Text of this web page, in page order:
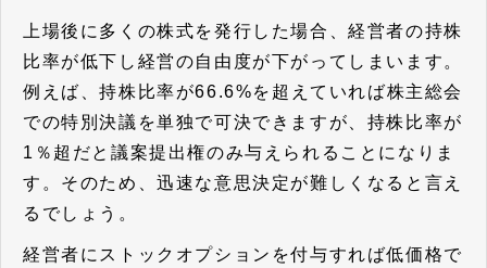
上場後に多くの株式を発行した場合、経営者の持株
比率が低下し経営の自由度が下がってしまいます。
例えば、持株比率が66.6%を超えていれば株主総会
での特別決議を単独で可決できますが、持株比率が
1％超だと議案提出権のみ与えられることになりま
す。そのため、迅速な意思決定が難しくなると言え
るでしょう。
経営者にストックオプションを付与すれば低価格で